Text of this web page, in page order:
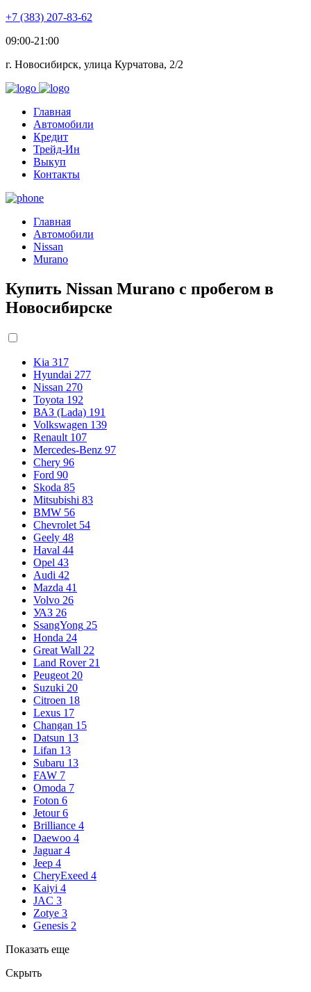
+7 (383) 207-83-62
09:00-21:00
г. Новосибирск, улица Курчатова, 2/2
Главная
Автомобили
Кредит
Трейд-Ин
Выкуп
Контакты
Главная
Автомобили
Nissan
Murano
Купить Nissan Murano с пробегом в
Новосибирске
Kia 317
Hyundai 277
Nissan 270
Toyota 192
ВАЗ (Lada) 191
Volkswagen 139
Renault 107
Mercedes-Benz 97
Chery 96
Ford 90
Skoda 85
Mitsubishi 83
BMW 56
Chevrolet 54
Geely 48
Haval 44
Opel 43
Audi 42
Mazda 41
Volvo 26
УАЗ 26
SsangYong 25
Honda 24
Great Wall 22
Land Rover 21
Peugeot 20
Suzuki 20
Citroen 18
Lexus 17
Changan 15
Datsun 13
Lifan 13
Subaru 13
FAW 7
Omoda 7
Foton 6
Jetour 6
Brilliance 4
Daewoo 4
Jaguar 4
Jeep 4
CheryExeed 4
Kaiyi 4
JAC 3
Zotye 3
Genesis 2
Показать еще
Скрыть